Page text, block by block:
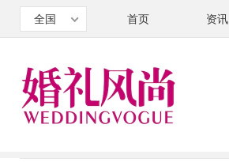
全国 首页 资讯